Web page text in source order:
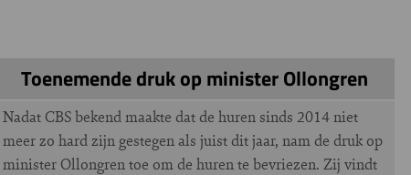
Toenemende druk op minister Ollongren
Nadat CBS bekend maakte dat de huren sinds 2014 niet
meer zo hard zijn gestegen als juist dit jaar, nam de druk op
minister Ollongren toe om de huren te bevriezen. Zij vindt